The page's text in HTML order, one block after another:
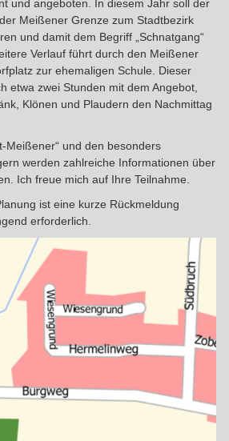
und angeboten. In diesem Jahr soll der
Meißener Grenze zum Stadtbezirk
und damit dem Begriff „Schnatgang“
Verlauf führt durch den Meißener
zur ehemaligen Schule. Dieser
etwa zwei Stunden mit dem Angebot,
Klönen und Plaudern den Nachmittag
Meißener“ und den besonders
werden zahlreiche Informationen über
Ich freue mich auf Ihre Teilnahme.
ist eine kurze Rückmeldung
erforderlich.